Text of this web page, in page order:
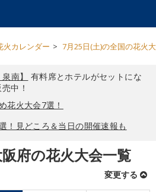
火カレンダー 7月25日(土)の全国の花火
南】
有料席とホテルがセットにな
中！
花火大会7選！
！見どころ＆当日の開催速報も
府の花火大会一覧
変更する